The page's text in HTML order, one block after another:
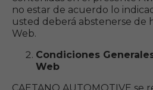
no estar de acuerdo lo
usted deberá abstenerse de
Web.
Condiciones
Web